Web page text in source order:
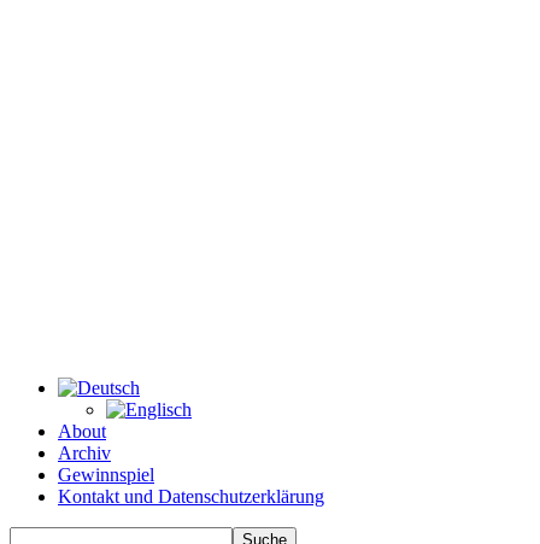
About
Archiv
Gewinnspiel
Kontakt und Datenschutzerklärung